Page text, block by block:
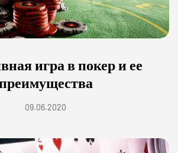
игра в покер и ее
09.06.2020